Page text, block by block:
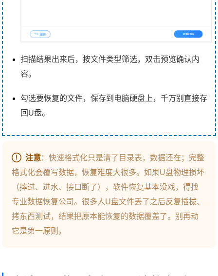
扫描结果出来后，按文件类型筛选，双击预览确认内
容。
勾选要恢复的文件，保存到电脑硬盘上，千万别直接存
回U盘。
注意：快速格式化只是清了目录表，数据还在；完整
格式化会覆写数据，恢复难度大很多。如果U盘物理损坏
（摔过、进水、接口断了），软件恢复基本没戏，得找
专业数据恢复公司。很多人U盘文件丢了之后反复插拔、
拷东西测试，结果把原本能恢复的数据覆盖了。别再动
它是第一原则。